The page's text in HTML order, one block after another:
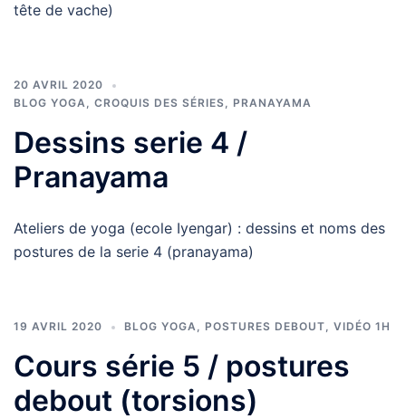
tête de vache)
20 AVRIL 2020
BLOG YOGA, CROQUIS DES SÉRIES, PRANAYAMA
Dessins serie 4 /
Pranayama
Ateliers de yoga (ecole Iyengar) : dessins et noms des
postures de la serie 4 (pranayama)
19 AVRIL 2020 BLOG YOGA, POSTURES DEBOUT, VIDÉO 1H
Cours série 5 / postures
debout (torsions)